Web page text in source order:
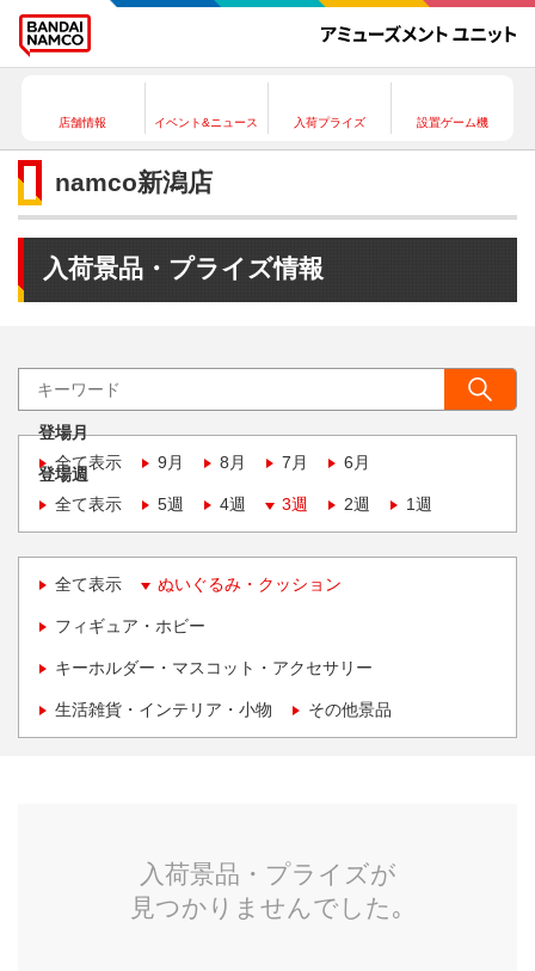
店舗情報 イベント&ニュース 入荷プライズ 設置ゲーム機
namco新潟店
入荷景品・プライズ情報
登場月
全て表示
9月 8月 7月 6月
登場週
全て表示
5週 4週 3週 2週 1週
全て表示 ぬいぐるみ・クッション
フィギュア・ホビー
キーホルダー・マスコット・アクセサリー
生活雑貨・インテリア・小物 その他景品